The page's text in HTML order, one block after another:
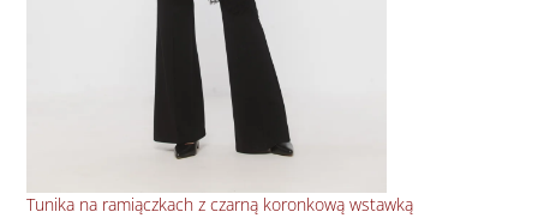
Tunika na ramiączkach z czarną koronkową wstawką